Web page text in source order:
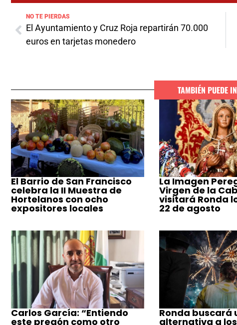
NO TE PIERDAS
El Ayuntamiento y Cruz Roja repartirán 70.000
euros en tarjetas monedero
TAMBIÉN PUEDE
El Barrio de San Francisco
celebra la II Muestra de
Hortelanos con ocho
expositores locales
La Imagen
Virgen de la
visitará Ronda
22 de agosto
Carlos García: “Entiendo
este pregón como otro
Ronda buscará
alternativa a